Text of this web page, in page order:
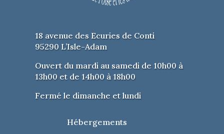
18 avenue des Ecuries de Conti
95290 L’Isle-Adam
Ouvert du mardi au samedi de 10h00 à
13h00 et de 14h00 à 18h00
Fermé le dimanche et lundi
Hébergements